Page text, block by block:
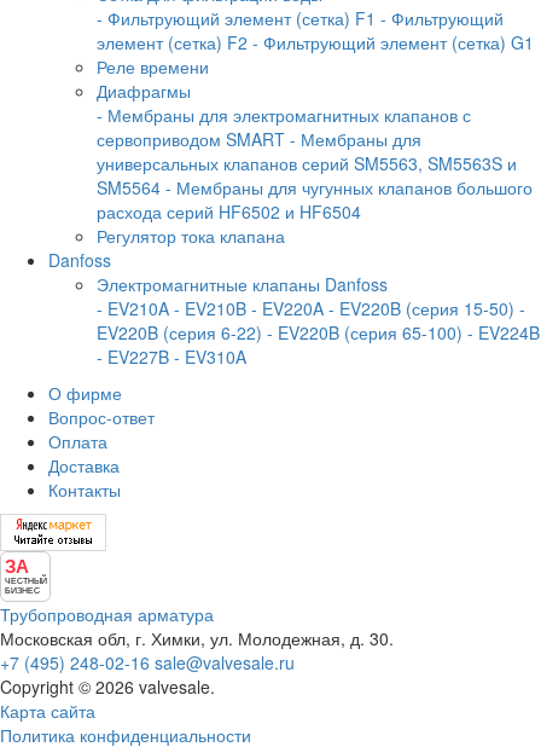
- Фильтрующий элемент (сетка) F1 - Фильтрующий
элемент (сетка) F2 - Фильтрующий элемент (сетка) G1
Реле времени
Диафрагмы
- Мембраны для электромагнитных клапанов с
сервоприводом SMART - Мембраны для
универсальных клапанов серий SM5563, SM5563S и
SM5564 - Мембраны для чугунных клапанов большого
расхода серий HF6502 и HF6504
Регулятор тока клапана
Danfoss
Электромагнитные клапаны Danfoss
- EV210A - EV210B - EV220A - EV220B (серия 15-50) -
EV220B (серия 6-22) - EV220B (серия 65-100) - EV224B
- EV227B - EV310A
О фирме
Вопрос-ответ
Оплата
Доставка
Контакты
ЗА
ЧЕСТНЫЙ
БИЗНЕС
Трубопроводная арматура
Московская обл, г. Химки, ул. Молодежная, д. 30.
+7 (495) 248-02-16 sale@valvesale.ru
Copyright © 2026 valvesale.
Карта сайта
Политика конфиденциальности